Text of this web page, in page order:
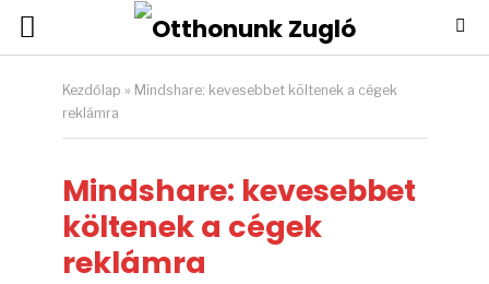
Kezdőlap » Mindshare: kevesebbet költenek a cégek
reklámra
Mindshare: kevesebbet
költenek a cégek
reklámra